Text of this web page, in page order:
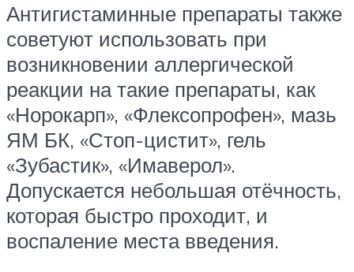
Антигистаминные препараты также
советуют использовать при
возникновении аллергической
реакции на такие препараты, как
«Норокарп», «Флексопрофен», мазь
ЯМ БК, «Стоп-цистит», гель
«Зубастик», «Имаверол».
Допускается небольшая отёчность,
которая быстро проходит, и
воспаление места введения.